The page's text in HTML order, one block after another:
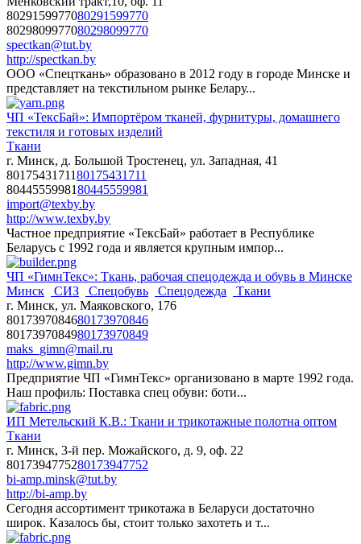
8029159977080291599770
8029809977080298099770
spectkan@tut.by
http://spectkan.by
ООО «Спецткань» образовано в 2012 году в городе Минске и
представляет на текстильном рынке Белару...
ЧП «ТексБай»: Импортёром тканей, фурнитуры, домашнего
текстиля и готовых изделий
Ткани
г. Минск, д. Большой Тростенец, ул. Западная, 41
8017543171180175431711
8044555998180445559981
import@texby.by
http://www.texby.by
Частное предприятие «ТексБай» работает в Республике
Беларусь с 1992 года и является крупным импор...
ЧП «ГимнТекс»: Ткань, рабочая спецодежда и обувь в Минске
Минск
СИЗ Спецобувь Спецодежда
Ткани
г. Минск, ул. Маяковского, 176
8017397084680173970846
8017397084980173970849
maks_gimn@mail.ru
http://www.gimn.by
Предприятие ЧП «ГимнТекс» организовано в марте 1992 года.
Наш профиль: Поставка спец обуви: боти...
ИП Метельский К.В.: Ткани и трикотажные полотна оптом
Ткани
г. Минск, 3-й пер. Можайского, д. 9, оф. 22
8017394775280173947752
bi-amp.minsk@tut.by
http://bi-amp.by
Сегодня ассортимент трикотажа в Беларуси достаточно
широк. Казалось бы, стоит только захотеть и т...